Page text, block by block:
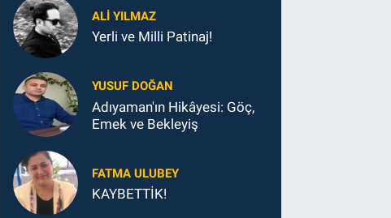
ALI YILMAZ
Yerli ve Milli Patinaj!
YUSUF DOĞAN
Adıyaman'ın Hikâyesi: Göç,
Emek ve Bekleyiş
FATMA ULUBEY
KAYBETTİK!